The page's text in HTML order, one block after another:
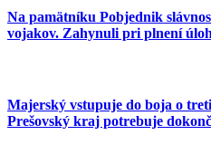
Na pamätníku Pobjednik
vojakov. Zahynuli pri plnení
Majerský vstupuje do boja o
Prešovský kraj potrebuje